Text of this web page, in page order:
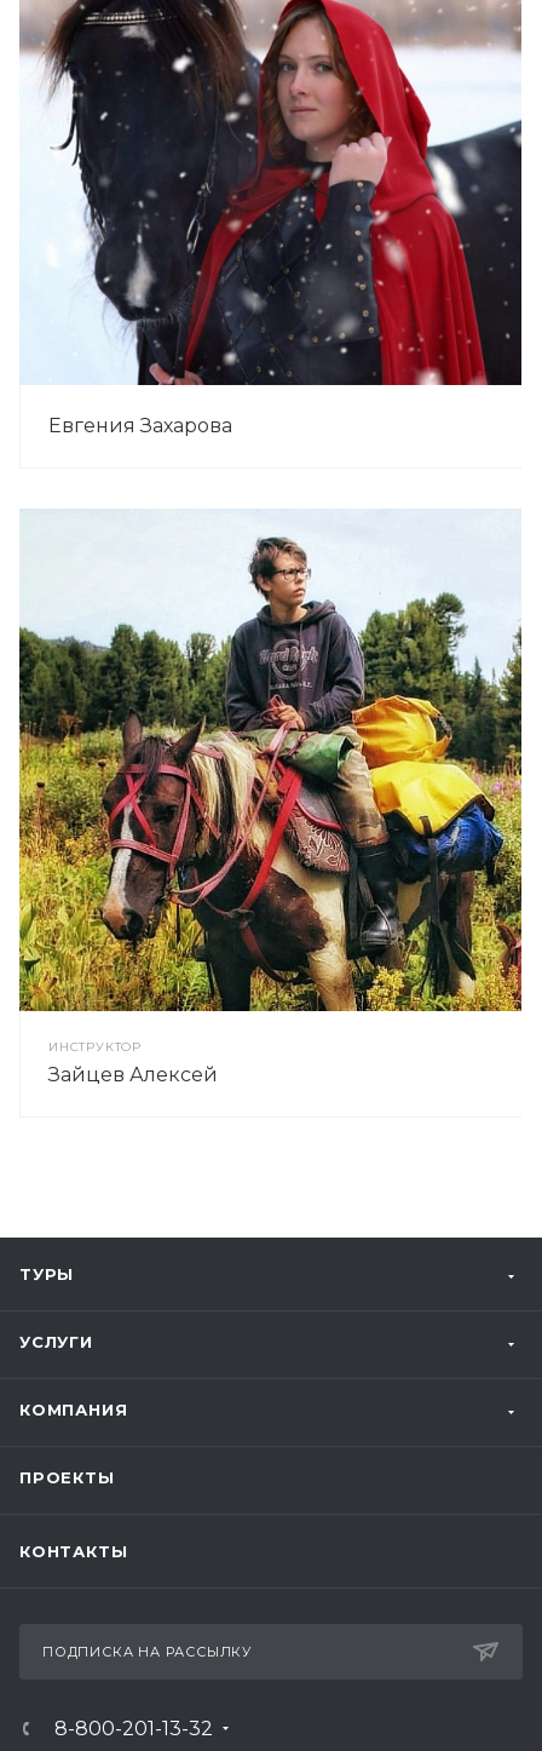
Евгения Захарова
ИНСТРУКТОР
Зайцев Алексей
ТУРЫ
УСЛУГИ
КОМПАНИЯ
ПРОЕКТЫ
КОНТАКТЫ
ПОДПИСКА НА РАССЫЛКУ
8-800-201-13-32